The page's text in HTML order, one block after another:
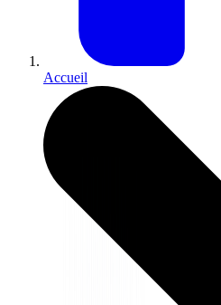
Accueil